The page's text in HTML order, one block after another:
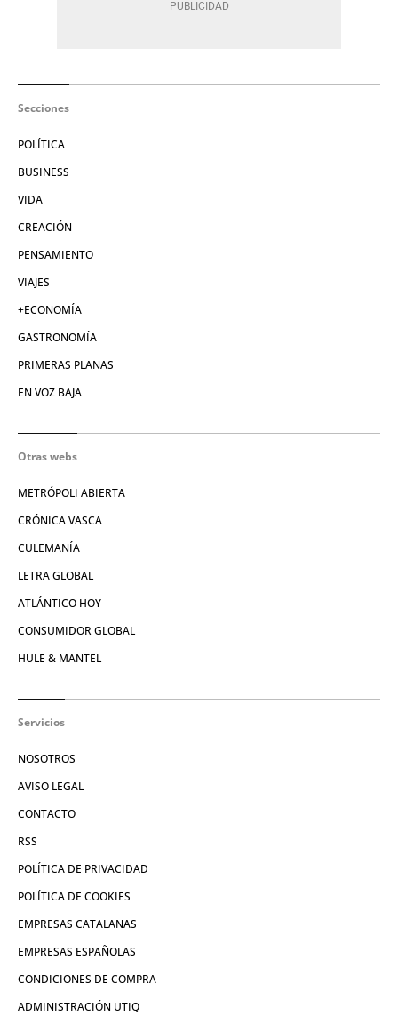
Secciones
POLÍTICA
BUSINESS
VIDA
CREACIÓN
PENSAMIENTO
VIAJES
+ECONOMÍA
GASTRONOMÍA
PRIMERAS PLANAS
EN VOZ BAJA
Otras webs
METRÓPOLI ABIERTA
CRÓNICA VASCA
CULEMANÍA
LETRA GLOBAL
ATLÁNTICO HOY
CONSUMIDOR GLOBAL
HULE & MANTEL
Servicios
NOSOTROS
AVISO LEGAL
CONTACTO
RSS
POLÍTICA DE PRIVACIDAD
POLÍTICA DE COOKIES
EMPRESAS CATALANAS
EMPRESAS ESPAÑOLAS
CONDICIONES DE COMPRA
ADMINISTRACIÓN UTIQ